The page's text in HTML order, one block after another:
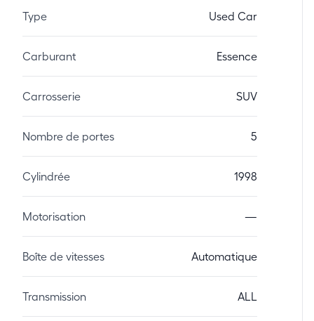
Type Used Car
Carburant Essence
Carrosserie SUV
Nombre de portes 5
Cylindrée 1998
Motorisation —
Boîte de vitesses Automatique
Transmission ALL